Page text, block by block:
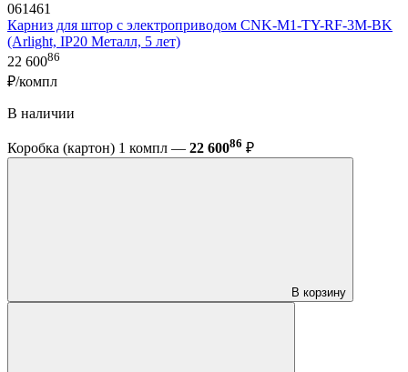
061461
Карниз для штор с электроприводом CNK-M1-TY-RF-3M-BK
(Arlight, IP20 Металл, 5 лет)
22 60086
₽/компл
В наличии
Коробка (картон) 1 компл — 22 60086 ₽
В корзину